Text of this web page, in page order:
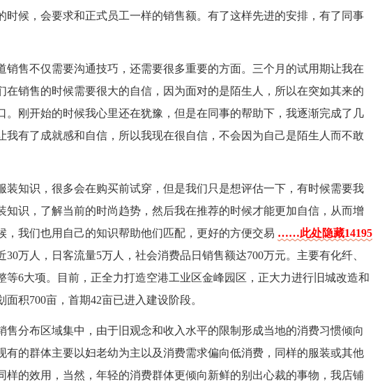
时候，会要求和正式员工一样的销售额。有了这样先进的安排，有了同事
销售不仅需要沟通技巧，还需要很多重要的方面。三个月的试用期让我在
在销售的时候需要很大的自信，因为面对的是陌生人，所以在突如其来的
。刚开始的时候我心里还在犹豫，但是在同事的帮助下，我逐渐完成了几
我有了成就感和自信，所以我现在很自信，不会因为自己是陌生人而不敢
装知识，很多会在购买前试穿，但是我们只是想评估一下，有时候需要我
知识，了解当前的时尚趋势，然后我在推荐的时候才能更加自信，从而增
，我们也用自己的知识帮助他们匹配，更好的方便交易 ……此处隐藏14195
30万人，日客流量5万人，社会消费品日销售额达700万元。主要有化纤、
等6大项。目前，正全力打造空港工业区金峰园区，正大力进行旧城改造和
积700亩，首期42亩已进入建设阶段。
售分布区域集中，由于旧观念和收入水平的限制形成当地的消费习惯倾向
有的群体主要以妇老幼为主以及消费需求偏向低消费，同样的服装或其他
样的效用，当然，年轻的消费群体更倾向新鲜的别出心裁的事物，我店铺